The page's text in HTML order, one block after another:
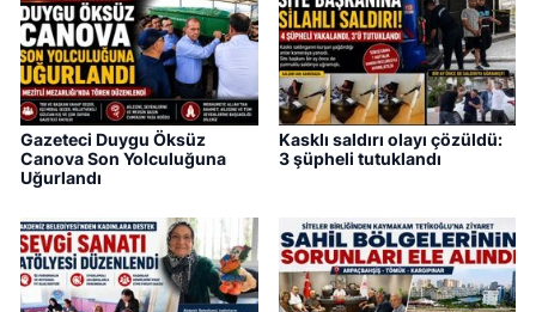
Gazeteci Duygu Öksüz
Canova Son Yolculuğuna
Uğurlandı
Kasklı saldırı olayı çözüldü:
3 şüpheli tutuklandı